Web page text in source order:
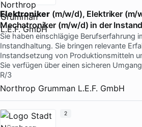
Elektroniker (m/w/d), Elektriker (m/
Mechatroniker (m/w/d) in der
Sie haben einschlägige Berufserfahrung
Instandhaltung. Sie bringen relevante
Instandsetzung von Produktionsmitteln
Sie verfügen über einen sicheren
R/3
Northrop Grumman L.E.F. GmbH
2